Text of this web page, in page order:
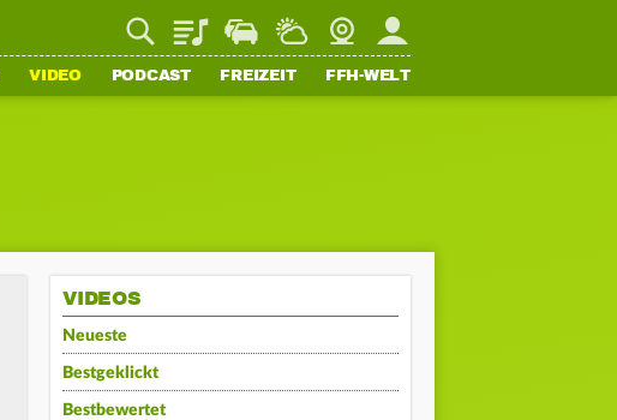
PlaylistStaupilotWetterWebcamMein FFH
VIDEO PODCAST FREIZEIT FFH-WELT
VIDEOS
Neueste
Bestgeklickt
Bestbewertet